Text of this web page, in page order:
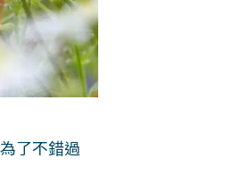
了不錯過